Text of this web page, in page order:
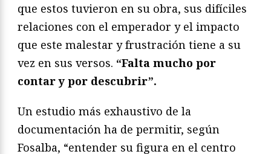
que estos tuvieron en su obra, sus difíciles
relaciones con el emperador y el impacto
que este malestar y frustración tiene a su
vez en sus versos. “Falta mucho por
contar y por descubrir”.
Un estudio más exhaustivo de la
documentación ha de permitir, según
Fosalba, “entender su figura en el centro